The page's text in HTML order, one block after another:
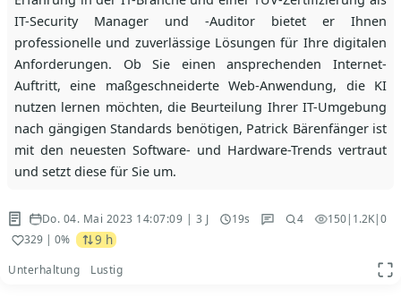
IT-Security Manager und -Auditor bietet er Ihnen
professionelle und zuverlässige Lösungen für Ihre digitalen
Anforderungen. Ob Sie einen ansprechenden Internet-
Auftritt, eine maßgeschneiderte Web-Anwendung, die KI
nutzen lernen möchten, die Beurteilung Ihrer IT-Umgebung
nach gängigen Standards benötigen, Patrick Bärenfänger ist
mit den neuesten Software- und Hardware-Trends vertraut
und setzt diese für Sie um.
Do. 04. Mai 2023 14:07:09 | 3 J 19s 4 150| 1.2K|0
329 | 0% 9 h
Unterhaltung Lustig